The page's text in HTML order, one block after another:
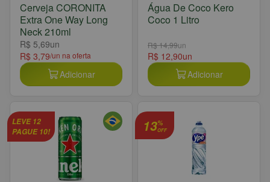
Cerveja CORONITA
Extra One Way Long
Neck 210ml
R$ 5,69un
R$ 3,79/un na oferta
Adicionar
Água De Coco Kero
Coco 1 Litro
R$ 14,99un
R$ 12,90un
Adicionar
LEVE 12
PAGUE 10!
13%
OFF